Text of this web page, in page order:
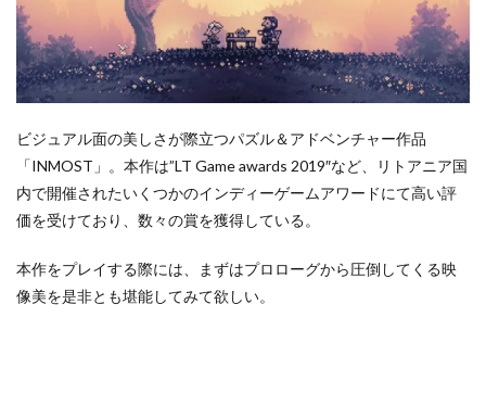
ビジュアル面の美しさが際立つパズル＆アドベンチャー作品
「INMOST」。本作は”LT Game awards 2019″など、リトアニア国
内で開催されたいくつかのインディーゲームアワードにて高い評
価を受けており、数々の賞を獲得している。
本作をプレイする際には、まずはプロローグから圧倒してくる映
像美を是非とも堪能してみて欲しい。